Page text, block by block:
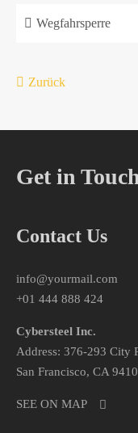
Wegfahrsperre
Zurück
Get in
Contact Us
info@yourmail.com
+01 444 888 424
Cybersteel Inc.
Address: 376-293 City
San Francisco, CA
SEE ON MAP